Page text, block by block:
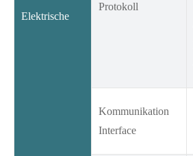
Elektrische
Protokoll
Kommunikation
Interface